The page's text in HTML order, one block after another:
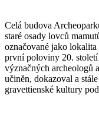
Celá budova
staré osady lovců
označované jako
první poloviny 20.
význačných archeologů
učiněn, dokazoval a
gravettienské kultury